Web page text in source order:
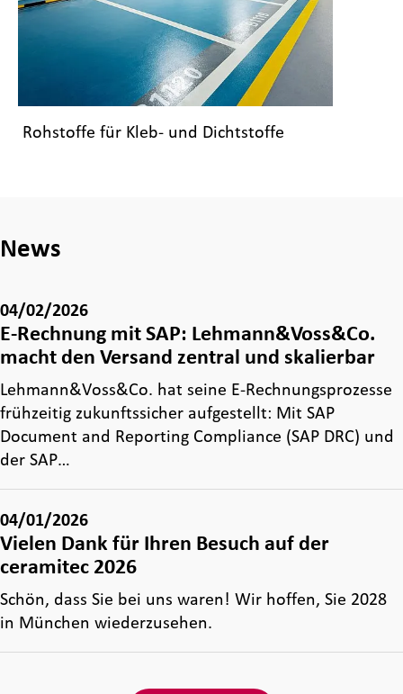
Rohstoffe für Kleb- und Dichtstoffe
News
04/02/2026
E-Rechnung mit SAP: Lehmann&Voss&Co.
macht den Versand zentral und skalierbar
Lehmann&Voss&Co. hat seine E‑Rechnungsprozesse
frühzeitig zukunftssicher aufgestellt: Mit SAP
Document and Reporting Compliance (SAP DRC) und
der SAP…
04/01/2026
Vielen Dank für Ihren Besuch auf der
ceramitec 2026
Schön, dass Sie bei uns waren! Wir hoffen, Sie 2028
in München wiederzusehen.